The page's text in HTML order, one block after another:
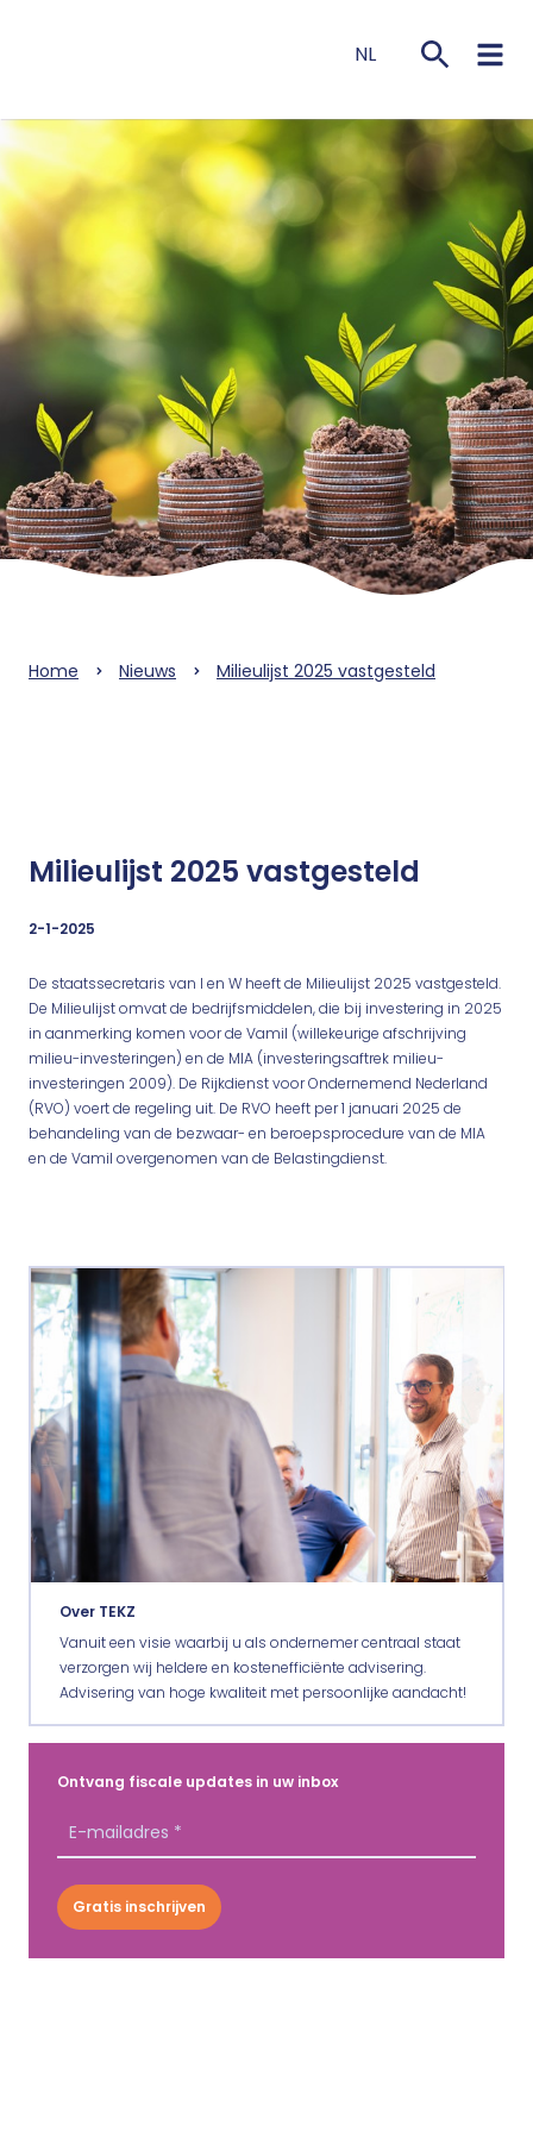
NL
Home Nieuws Milieulijst 2025 vastgesteld
Milieulijst 2025 vastgesteld
2-1-2025
De staatssecretaris van I en W heeft de Milieulijst 2025 vastgesteld.
De Milieulijst omvat de bedrijfsmiddelen, die bij investering in 2025
in aanmerking komen voor de Vamil (willekeurige afschrijving
milieu-investeringen) en de MIA (investeringsaftrek milieu-
investeringen 2009). De Rijkdienst voor Ondernemend Nederland
(RVO) voert de regeling uit. De RVO heeft per 1 januari 2025 de
behandeling van de bezwaar- en beroepsprocedure van de MIA
en de Vamil overgenomen van de Belastingdienst.
Over TEKZ
Vanuit een visie waarbij u als ondernemer centraal staat
verzorgen wij heldere en kostenefficiënte advisering.
Advisering van hoge kwaliteit met persoonlijke aandacht!
Ontvang fiscale updates in uw inbox
Gratis inschrijven